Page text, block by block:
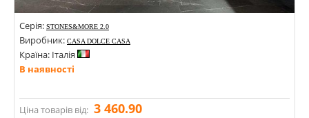
Серія: STONES&MORE 2.0
Виробник: CASA DOLCE CASA
Країна: Італія
В наявності
Ціна товарів від: 3 460.90